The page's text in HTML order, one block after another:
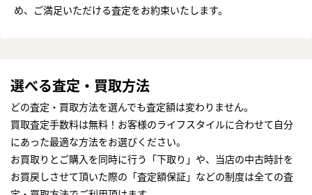
め、ご満足いただける査定をお約束いたします。
選べる査定・買取方法
どの査定・買取方法を選んでも査定額は変わりません。
買取査定手数料は無料！お客様のライフスタイルに合わせて自分
にあった最適な方法をお選びください。
お買取りとご購入を同時に行う「下取り」や、当店の中古時計を
お買戻しさせて頂いた際の「査定額保証」などの制度は全ての査